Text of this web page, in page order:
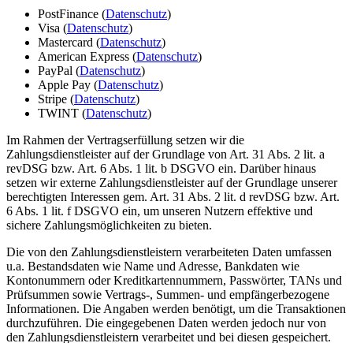
PostFinance (Datenschutz)
Visa (Datenschutz)
Mastercard (Datenschutz)
American Express (Datenschutz)
PayPal (Datenschutz)
Apple Pay (Datenschutz)
Stripe (Datenschutz)
TWINT (Datenschutz)
Im Rahmen der Vertragserfüllung setzen wir die
Zahlungsdienstleister auf der Grundlage von Art. 31 Abs. 2 lit. a
revDSG bzw. Art. 6 Abs. 1 lit. b DSGVO ein. Darüber hinaus
setzen wir externe Zahlungsdienstleister auf der Grundlage unserer
berechtigten Interessen gem. Art. 31 Abs. 2 lit. d revDSG bzw. Art.
6 Abs. 1 lit. f DSGVO ein, um unseren Nutzern effektive und
sichere Zahlungsmöglichkeiten zu bieten.
Die von den Zahlungsdienstleistern verarbeiteten Daten umfassen
u.a. Bestandsdaten wie Name und Adresse, Bankdaten wie
Kontonummern oder Kreditkartennummern, Passwörter, TANs und
Prüfsummen sowie Vertrags-, Summen- und empfängerbezogene
Informationen. Die Angaben werden benötigt, um die Transaktionen
durchzuführen. Die eingegebenen Daten werden jedoch nur von
den Zahlungsdienstleistern verarbeitet und bei diesen gespeichert.